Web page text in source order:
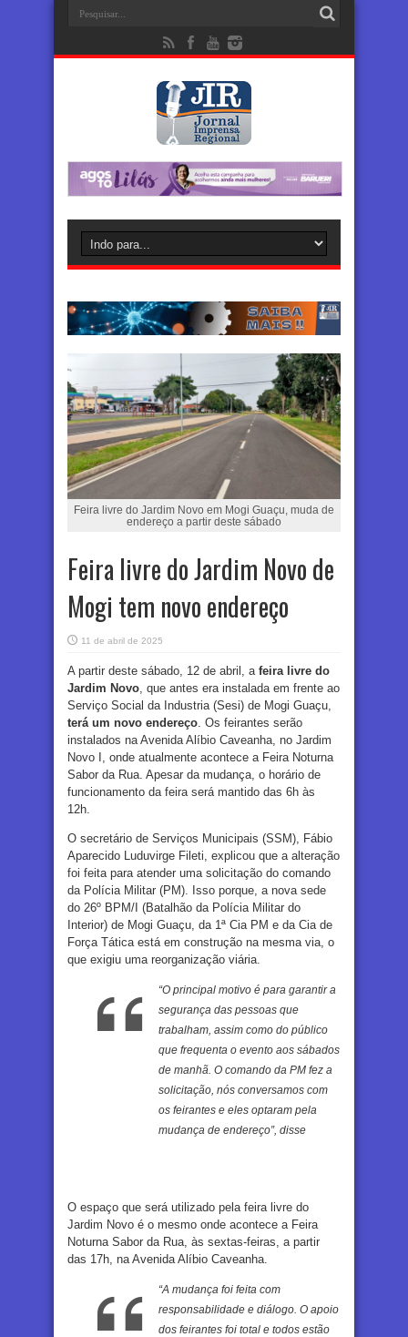
Feira livre do Jardim Novo em Mogi Guaçu, muda de
endereço a partir deste sábado
Feira livre do Jardim Novo de
Mogi tem novo endereço
11 de abril de 2025
A partir deste sábado, 12 de abril, a feira livre do
Jardim Novo , que antes era instalada em frente ao
Serviço Social da Industria (Sesi) de Mogi Guaçu,
terá um novo endereço . Os feirantes serão
instalados na Avenida Alíbio Caveanha, no Jardim
Novo I, onde atualmente acontece a Feira Noturna
Sabor da Rua. Apesar da mudança, o horário de
funcionamento da feira será mantido das 6h às
12h.
O secretário de Serviços Municipais (SSM), Fábio
Aparecido Luduvirge Fileti, explicou que a alteração
foi feita para atender uma solicitação do comando
da Polícia Militar (PM). Isso porque, a nova sede
do 26º BPM/I (Batalhão da Polícia Militar do
Interior) de Mogi Guaçu, da 1ª Cia PM e da Cia de
Força Tática está em construção na mesma via, o
que exigiu uma reorganização viária.
“O principal motivo é para garantir a
segurança das pessoas que
trabalham, assim como do público
que frequenta o evento aos sábados
de manhã. O comando da PM fez a
solicitação, nós conversamos com
os feirantes e eles optaram pela
mudança de endereço”, disse
O espaço que será utilizado pela feira livre do
Jardim Novo é o mesmo onde acontece a Feira
Noturna Sabor da Rua, às sextas-feiras, a partir
das 17h, na Avenida Alíbio Caveanha.
“A mudança foi feita com
responsabilidade e diálogo. O apoio
dos feirantes foi total e todos estão